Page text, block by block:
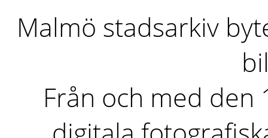
Malmö stadsarkiv
Från och med den